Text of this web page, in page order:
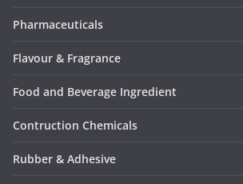
Pharmaceuticals
Flavour & Fragrance
Food and Beverage Ingredient
Contruction Chemicals
Rubber & Adhesive